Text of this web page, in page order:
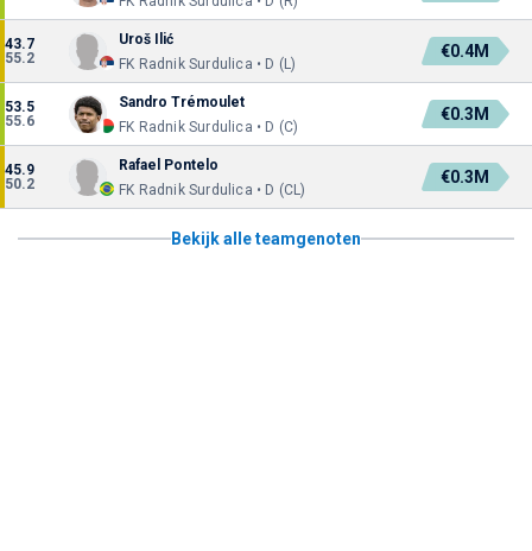
43.7
55.2
Uroš Ilić
FK Radnik Surdulica • D (L)
€0.4M
53.5
55.6
Sandro Trémoulet
FK Radnik Surdulica • D (C)
€0.3M
45.9
50.2
Rafael Pontelo
FK Radnik Surdulica • D (CL)
€0.3M
Bekijk alle teamgenoten